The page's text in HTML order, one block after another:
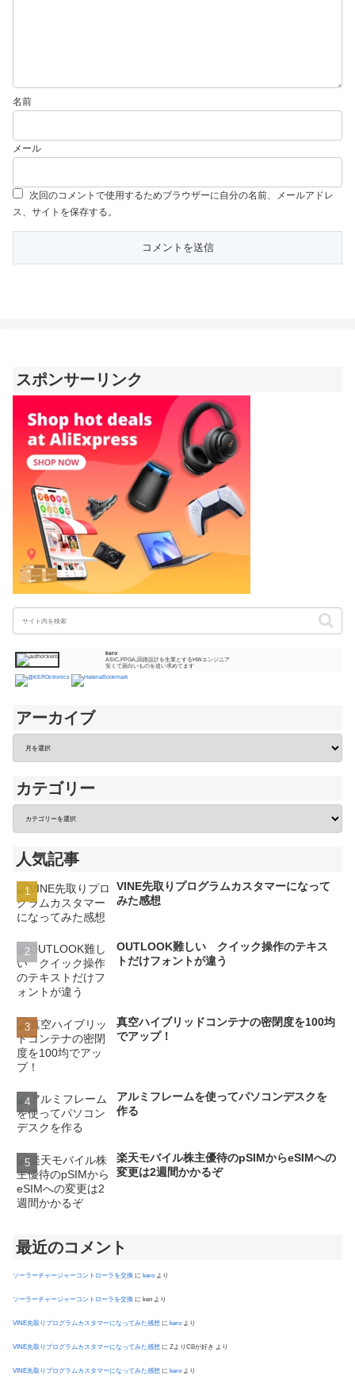
名前
メール
次回のコメントで使用するためブラウザーに自分の名前、メールアドレ
ス、サイトを保存する。
スポンサーリンク
kero
ASIC,FPGA,回路設計を生業とするHWエンジニア
安くて面白いものを追い求めてます
アーカイブ
カテゴリー
人気記事
VINE先取りプログラムカスタマーになって
みた感想
OUTLOOK難しい クイック操作のテキス
トだけフォントが違う
真空ハイブリッドコンテナの密閉度を100均
でアップ！
アルミフレームを使ってパソコンデスクを
作る
楽天モバイル株主優待のpSIMからeSIMへの
変更は2週間かかるぞ
最近のコメント
ソーラーチャージャーコントローラを交換 に kero より
ソーラーチャージャーコントローラを交換 に ken より
VINE先取りプログラムカスタマーになってみた感想 に kero より
VINE先取りプログラムカスタマーになってみた感想 に ZよりCBが好き より
VINE先取りプログラムカスタマーになってみた感想 に kero より